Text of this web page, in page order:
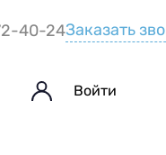
40-24Заказать
Войти